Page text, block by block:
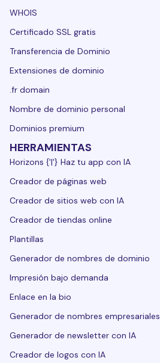
WHOIS
Certificado SSL gratis
Transferencia de Dominio
Extensiones de dominio
.fr domain
Nombre de dominio personal
Dominios premium
HERRAMIENTAS
Horizons {'|'} Haz tu app con IA
Creador de páginas web
Creador de sitios web con IA
Creador de tiendas online
Plantillas
Generador de nombres de dominio
Impresión bajo demanda
Enlace en la bio
Generador de nombres empresariales
Generador de newsletter con IA
Creador de logos con IA